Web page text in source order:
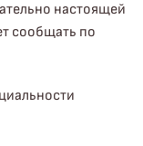
настоящей
сообщать по